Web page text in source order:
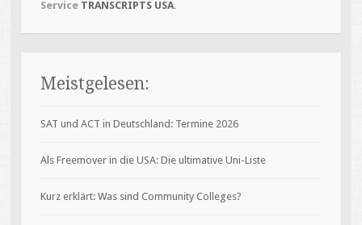
Service TRANSCRIPTS USA.
Meistgelesen:
SAT und ACT in Deutschland: Termine 2026
Als Freemover in die USA: Die ultimative Uni-Liste
Kurz erklärt: Was sind Community Colleges?